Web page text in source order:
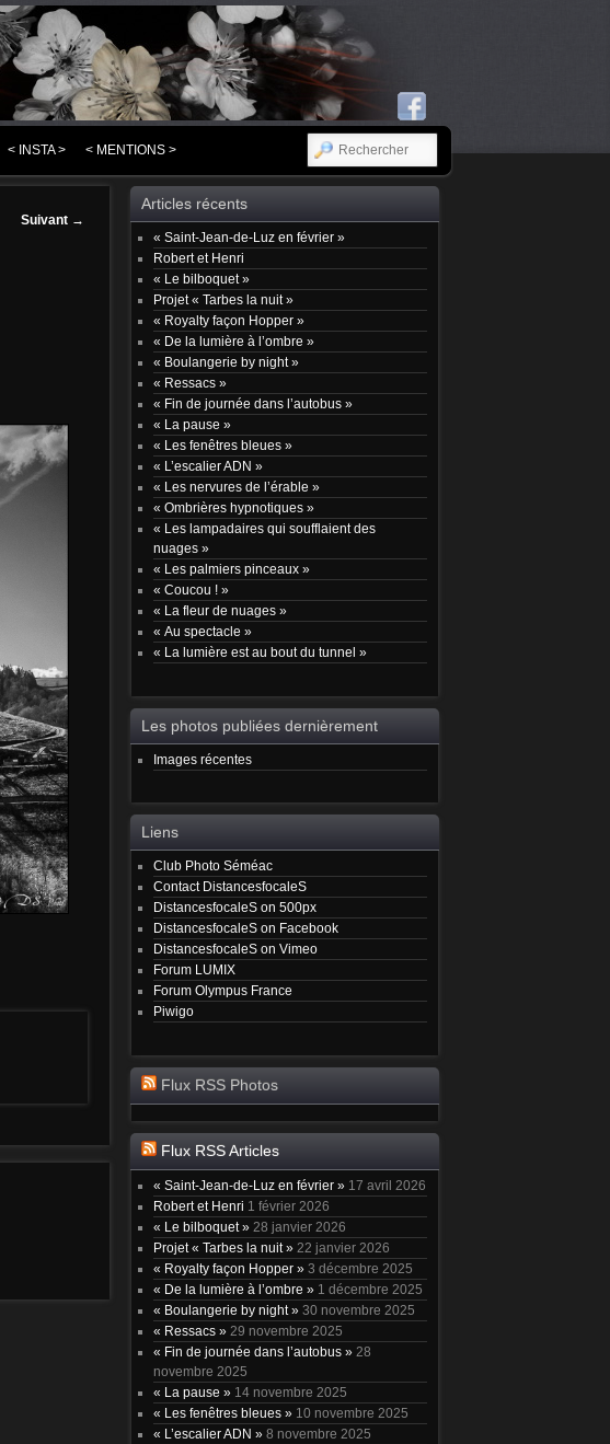
< INSTA > < MENTIONS > RECHERCHER
Suivant →
Articles récents
« Saint-Jean-de-Luz en février »
Robert et Henri
« Le bilboquet »
Projet « Tarbes la nuit »
« Royalty façon Hopper »
« De la lumière à l’ombre »
« Boulangerie by night »
« Ressacs »
« Fin de journée dans l’autobus »
« La pause »
« Les fenêtres bleues »
« L’escalier ADN »
« Les nervures de l’érable »
« Ombrières hypnotiques »
« Les lampadaires qui soufflaient des
nuages »
« Les palmiers pinceaux »
« Coucou ! »
« La fleur de nuages »
« Au spectacle »
« La lumière est au bout du tunnel »
Les photos publiées dernièrement
Images récentes
Liens
Club Photo Séméac
Contact DistancesfocaleS
DistancesfocaleS on 500px
DistancesfocaleS on Facebook
DistancesfocaleS on Vimeo
Forum LUMIX
Forum Olympus France
Piwigo
Flux RSS Photos
Flux RSS Articles
« Saint-Jean-de-Luz en février » 17 avril 2026
Robert et Henri 1 février 2026
« Le bilboquet » 28 janvier 2026
Projet « Tarbes la nuit » 22 janvier 2026
« Royalty façon Hopper » 3 décembre 2025
« De la lumière à l’ombre » 1 décembre 2025
« Boulangerie by night » 30 novembre 2025
« Ressacs » 29 novembre 2025
« Fin de journée dans l’autobus » 28
novembre 2025
« La pause » 14 novembre 2025
« Les fenêtres bleues » 10 novembre 2025
« L’escalier ADN » 8 novembre 2025